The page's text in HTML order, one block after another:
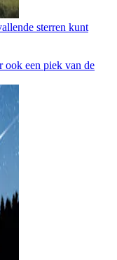
sterren kunt
ook een piek van de